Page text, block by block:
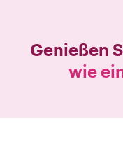
Genießen
wie